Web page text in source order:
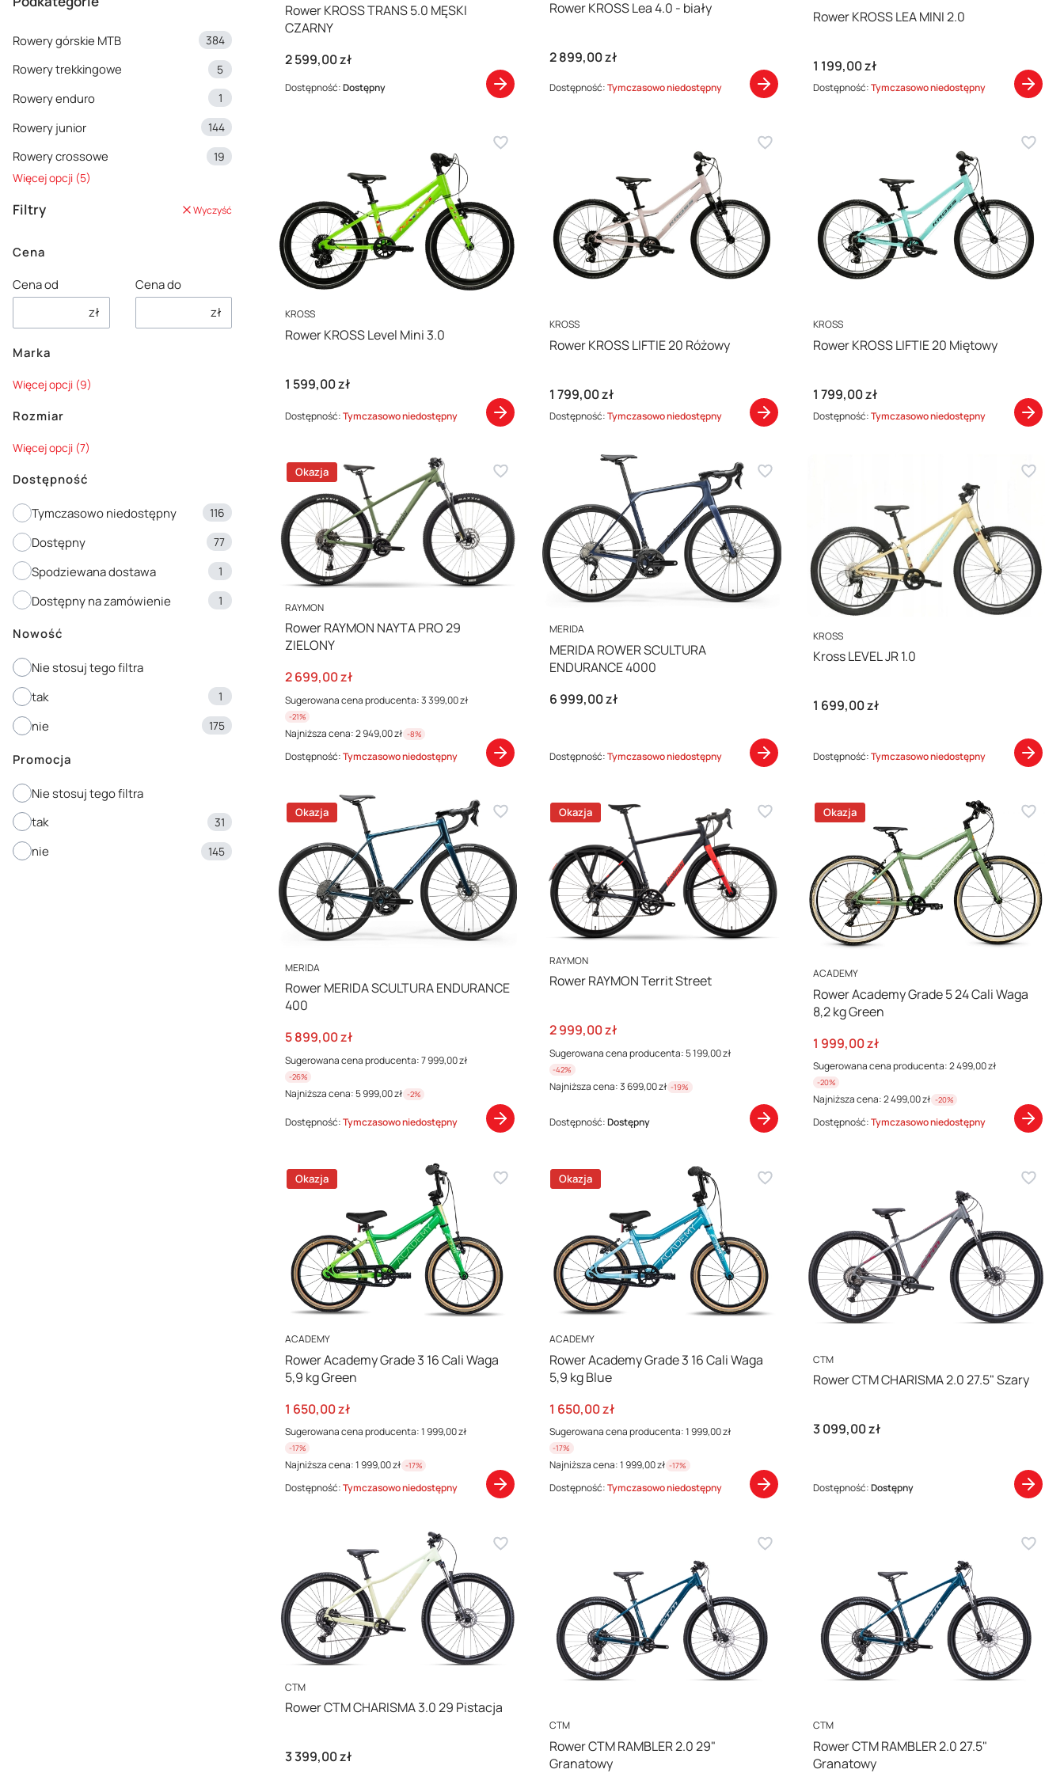
Rowery górskie MTB 384
Rowery trekkingowe 5
Rowery enduro 1
Rowery junior 144
Rowery crossowe
19
Więcej opcji (5)
Filtry Wyczyść
Cena
Cena od
zł
Cena do
zł
Marka
Marka
Więcej opcji (9)
Rozmiar
Rozmiar
Więcej opcji (7)
Dostępność
Dostępność
Tymczasowo niedostępny 116
Dostępny 77
Spodziewana dostawa 1
Dostępny na zamówienie 1
Nowość
Nie stosuj tego filtra
tak
1
nie 175
Promocja
Nie stosuj tego filtra
tak
31
nie 145
Rower KROSS TRANS 5.0 MĘSKI
CZARNY
Cena
2 599,00 zł
Dostępność:Dostępny
Rower KROSS Lea 4.0 - biały
Cena
2 899,00 zł
Dostępność:Tymczasowo niedostępny
Rower KROSS LEA MINI 2.0
Cena
1 199,00 zł
Dostępność:Tymczasowo niedostępny
PRODUCENT
KROSS
Rower KROSS Level Mini 3.0
Cena
1 599,00 zł
Dostępność:Tymczasowo niedostępny
PRODUCENT
KROSS
Rower KROSS LIFTIE 20 Różowy
Cena
1 799,00 zł
Dostępność:Tymczasowo niedostępny
PRODUCENT
KROSS
Rower KROSS LIFTIE 20 Miętowy
Cena
1 799,00 zł
Dostępność:Tymczasowo niedostępny
Okazja
PRODUCENT
RAYMON
Rower RAYMON NAYTA PRO 29
ZIELONY
Cena promocyjna
2 699,00 zł
Sugerowana cena producenta:3 399,00 zł
-21%
Najniższa cena:2 949,00 zł -8%
Dostępność:Tymczasowo niedostępny
PRODUCENT
MERIDA
MERIDA ROWER SCULTURA
ENDURANCE 4000
Cena
6 999,00 zł
Dostępność:Tymczasowo niedostępny
PRODUCENT
KROSS
Kross LEVEL JR 1.0
Cena
1 699,00 zł
Dostępność:Tymczasowo niedostępny
Okazja
PRODUCENT
MERIDA
Rower MERIDA SCULTURA ENDURANCE
400
Cena promocyjna
5 899,00 zł
Sugerowana cena producenta:7 999,00 zł
-26%
Najniższa cena:5 999,00 zł -2%
Dostępność:Tymczasowo niedostępny
Okazja
PRODUCENT
RAYMON
Rower RAYMON Territ Street
Cena promocyjna
2 999,00 zł
Sugerowana cena producenta:5 199,00 zł
-42%
Najniższa cena:3 699,00 zł -19%
Dostępność:Dostępny
Okazja
PRODUCENT
ACADEMY
Rower Academy Grade 5 24 Cali Waga
8,2 kg Green
Cena promocyjna
1 999,00 zł
Sugerowana cena producenta:2 499,00 zł
-20%
Najniższa cena:2 499,00 zł -20%
Dostępność:Tymczasowo niedostępny
Okazja
PRODUCENT
ACADEMY
Rower Academy Grade 3 16 Cali Waga
5,9 kg Green
Cena promocyjna
1 650,00 zł
Sugerowana cena producenta:1 999,00 zł
-17%
Najniższa cena:1 999,00 zł -17%
Dostępność:Tymczasowo niedostępny
Okazja
PRODUCENT
ACADEMY
Rower Academy Grade 3 16 Cali Waga
5,9 kg Blue
Cena promocyjna
1 650,00 zł
Sugerowana cena producenta:1 999,00 zł
-17%
Najniższa cena:1 999,00 zł -17%
Dostępność:Tymczasowo niedostępny
PRODUCENT
CTM
Rower CTM CHARISMA 2.0 27.5" Szary
Cena
3 099,00 zł
Dostępność:Dostępny
PRODUCENT
CTM
Rower CTM CHARISMA 3.0 29 Pistacja
Cena
3 399,00 zł
PRODUCENT
CTM
Rower CTM RAMBLER 2.0 29"
Granatowy
PRODUCENT
CTM
Rower CTM RAMBLER 2.0 27.5"
Granatowy